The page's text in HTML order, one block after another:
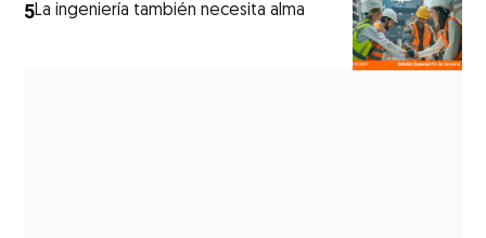
5La ingeniería también necesita alma